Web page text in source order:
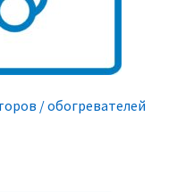
/ обогревателей